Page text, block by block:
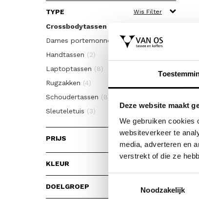
Deze website maakt
We gebruiken cookies
websiteverkeer te
media, adverteren en
verstrekt of die ze
Toestemmingsselectie
Noodzakelijk
TYPE Wis Filter
Crossbodytassen
Dames portemonnees (8)
Handtassen (2)
Laptoptassen (8)
Rugzakken (4)
Schoudertassen (8)
Sleuteletuis (3)
PRIJS
KLEUR
DOELGROEP